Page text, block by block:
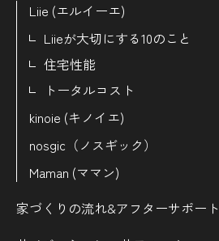
Liie (エルイーエ)
Liieが大切にする10のこと
住宅性能
トータルコスト
kinoie (キノイエ)
nosgic（ノスギック）
Maman (ママン)
家づくりの流れ&アフターサポート